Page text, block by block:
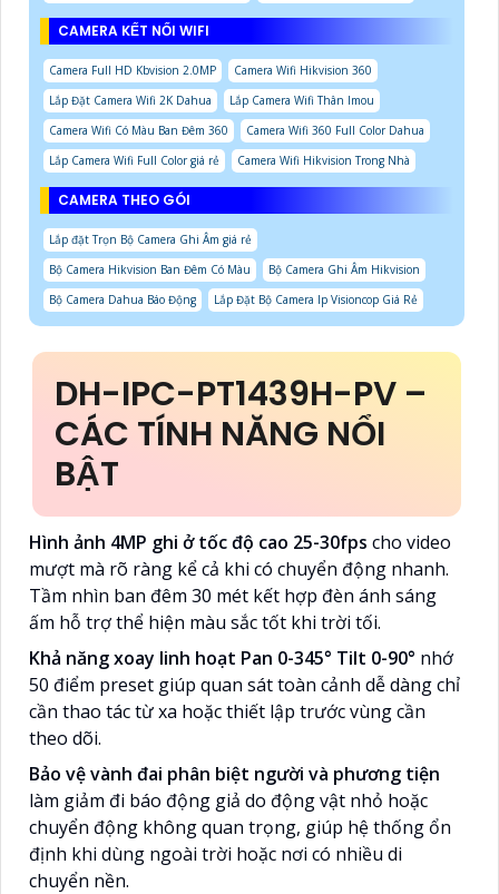
CAMERA KẾT NỐI WIFI
Camera Full HD Kbvision 2.0MP
Camera Wifi Hikvision 360
Lắp Đặt Camera Wifi 2K Dahua
Lắp Camera Wifi Thân Imou
Camera Wifi Có Màu Ban Đêm 360
Camera Wifi 360 Full Color Dahua
Lắp Camera Wifi Full Color giá rẻ
Camera Wifi Hikvision Trong Nhà
CAMERA THEO GÓI
Lắp đặt Trọn Bộ Camera Ghi Âm giá rẻ
Bộ Camera Hikvision Ban Đêm Có Màu
Bộ Camera Ghi Âm Hikvision
Bộ Camera Dahua Báo Động
Lắp Đặt Bộ Camera Ip Visioncop Giá Rẻ
DH-IPC-PT1439H-PV –
CÁC TÍNH NĂNG NỔI
BẬT
Hình ảnh 4MP ghi ở tốc độ cao 25-30fps cho video
mượt mà rõ ràng kể cả khi có chuyển động nhanh.
Tầm nhìn ban đêm 30 mét kết hợp đèn ánh sáng
ấm hỗ trợ thể hiện màu sắc tốt khi trời tối.
Khả năng xoay linh hoạt Pan 0-345° Tilt 0-90° nhớ
50 điểm preset giúp quan sát toàn cảnh dễ dàng chỉ
cần thao tác từ xa hoặc thiết lập trước vùng cần
theo dõi.
Bảo vệ vành đai phân biệt người và phương tiện
làm giảm đi báo động giả do động vật nhỏ hoặc
chuyển động không quan trọng, giúp hệ thống ổn
định khi dùng ngoài trời hoặc nơi có nhiều di
chuyển nền.